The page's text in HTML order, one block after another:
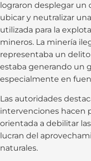
lograron desplegar
ubicar y neutralizar
utilizada para la
mineros. La minería
representaba un
estaba generando un
especialmente en
Las autoridades
intervenciones hacen
orientada a debilitar
lucran del
naturales.